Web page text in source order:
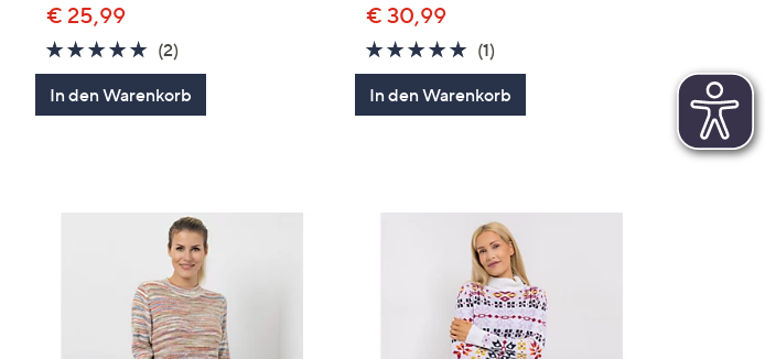
€ 25,99
5.0
von
5
(2)
Bewertungen
In den Warenkorb
€ 30,99
5.0
von
5
(1)
Bewertungen
In den Warenkorb